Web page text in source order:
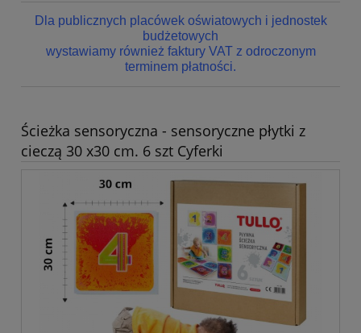
Dla publicznych placówek oświatowych i jednostek
budżetowych
wystawiamy również faktury VAT z odroczonym
terminem płatności.
Ścieżka sensoryczna - sensoryczne płytki z
cieczą 30 x30 cm. 6 szt Cyferki